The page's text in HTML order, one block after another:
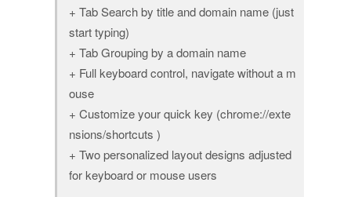
+ Tab Search by title and domain name (just
start typing)
+ Tab Grouping by a domain name
+ Full keyboard control, navigate without a m
ouse
+ Customize your quick key (chrome://exte
nsions/shortcuts )
+ Two personalized layout designs adjusted
for keyboard or mouse users